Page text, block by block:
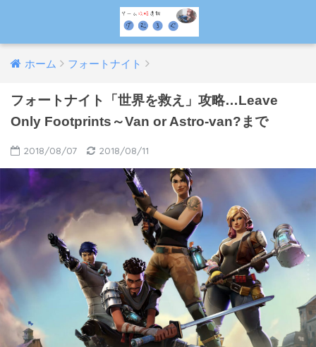
ホーム フォートナイト
フォートナイト「世界を救え」攻略…Leave
Only Footprints～Van or Astro-van?まで
2018/08/07 2018/08/11